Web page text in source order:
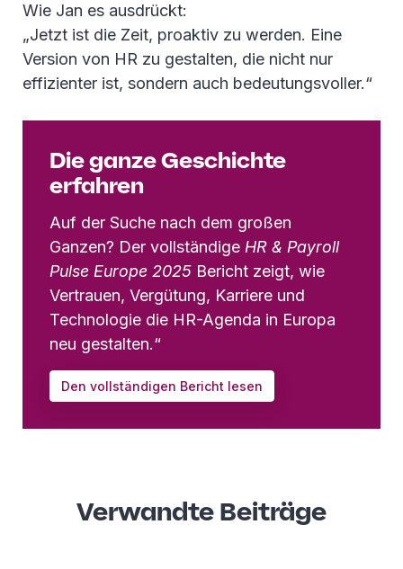
Wie Jan es ausdrückt:
„Jetzt ist die Zeit, proaktiv zu werden. Eine
Version von HR zu gestalten, die nicht nur
effizienter ist, sondern auch bedeutungsvoller.“
Die ganze Geschichte
erfahren
Auf der Suche nach dem großen
Ganzen? Der vollständige HR & Payroll
Pulse Europe 2025 Bericht zeigt, wie
Vertrauen, Vergütung, Karriere und
Technologie die HR-Agenda in Europa
neu gestalten.“
Den vollständigen Bericht lesen
Verwandte Beiträge